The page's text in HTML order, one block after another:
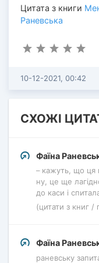
Цитата з книги
Раневська
10-12-2021, 00:42
СХОЖІ
Фаїна
– кажуть, що ця
ну, це ще
до каси і
(цитати з книг /
Фаїна
раневську